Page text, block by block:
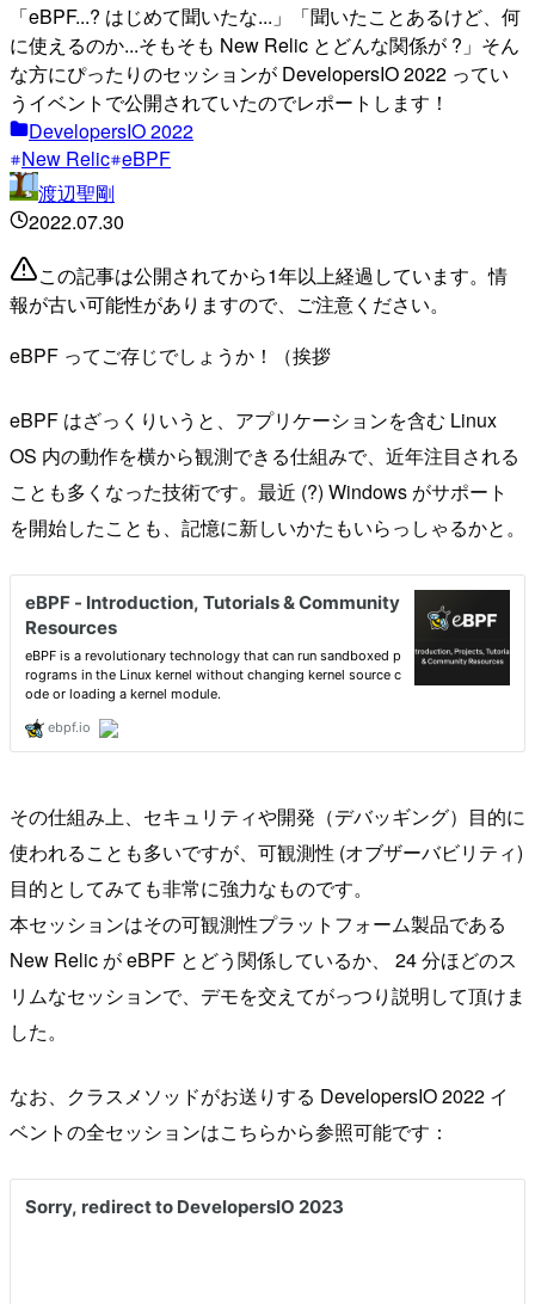
「eBPF...? はじめて聞いたな...」「聞いたことあるけど、何
に使えるのか...そもそも New Relic とどんな関係が ?」そん
な方にぴったりのセッションが DevelopersIO 2022 ってい
うイベントで公開されていたのでレポートします！
DevelopersIO 2022
New Relic eBPF
渡辺聖剛
2022.07.30
この記事は公開されてから1年以上経過しています。情
報が古い可能性がありますので、ご注意ください。
eBPF ってご存じでしょうか！（挨拶
eBPF はざっくりいうと、アプリケーションを含む Linux
OS 内の動作を横から観測できる仕組みで、近年注目される
ことも多くなった技術です。最近 (?) Windows がサポート
を開始したことも、記憶に新しいかたもいらっしゃるかと。
その仕組み上、セキュリティや開発（デバッギング）目的に
使われることも多いですが、可観測性 (オブザーバビリティ)
目的としてみても非常に強力なものです。
本セッションはその可観測性プラットフォーム製品である
New Relic が eBPF とどう関係しているか、 24 分ほどのス
リムなセッションで、デモを交えてがっつり説明して頂けま
した。
なお、クラスメソッドがお送りする DevelopersIO 2022 イ
ベントの全セッションはこちらから参照可能です：